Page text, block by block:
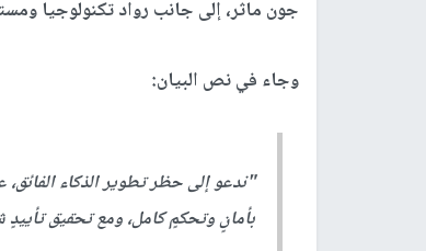
جون ماثر، إلى جانب رواد تكنولوجيا
وجاء في نص البيان:
"ندعو إلى حظر تطوير الذكاء
بأمانٍ وتحكمٍ كامل، ومع تحقيق